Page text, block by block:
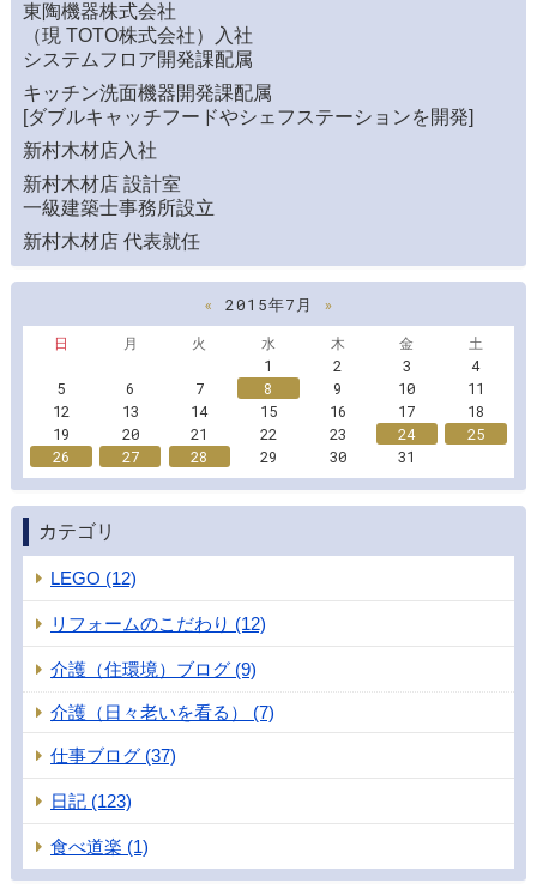
東陶機器株式会社
（現 TOTO株式会社）入社
システムフロア開発課配属
キッチン洗面機器開発課配属
[ダブルキャッチフードやシェフステーションを開発]
新村木材店入社
新村木材店 設計室
一級建築士事務所設立
新村木材店 代表就任
« 2015年7月
»
日
月 火 水 木 金
土
1
2 3
4
5
6 7 8 9 10
11
12
13 14 15 16 17
18
19
20 21 22 23 24
25
26
27 28 29 30 31
カテゴリ
LEGO (12)
リフォームのこだわり (12)
介護（住環境）ブログ (9)
介護（日々老いを看る） (7)
仕事ブログ (37)
日記 (123)
食べ道楽 (1)